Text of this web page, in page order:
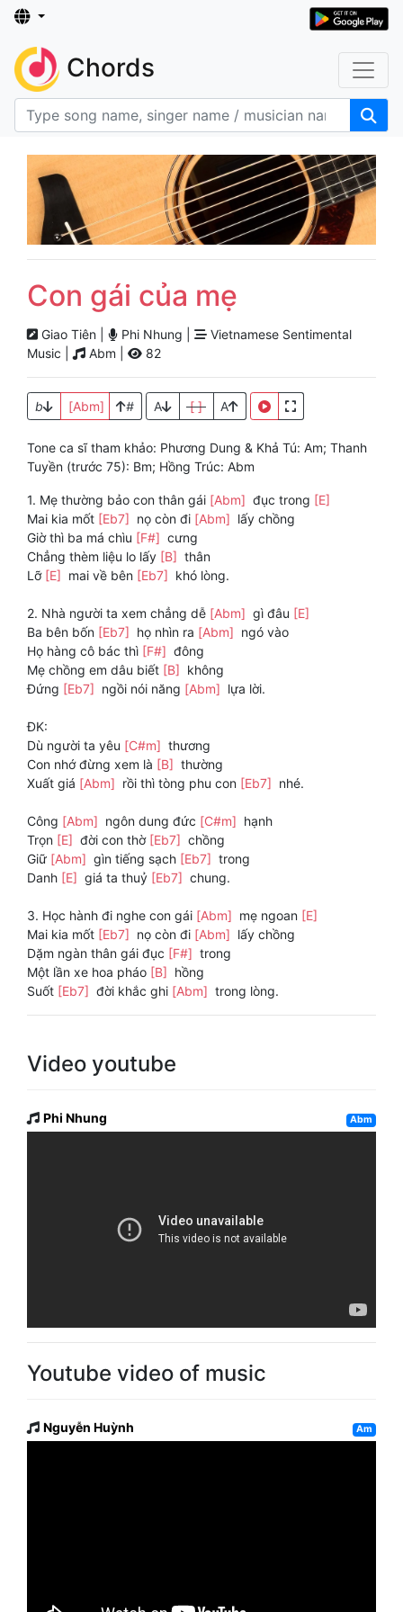
Chords
Con gái của mẹ
Giao Tiên | Phi Nhung |
Vietnamese Sentimental
Music |
Abm | 82
b [Abm] # A [ ] A
Tone ca sĩ tham khảo: Phương Dung & Khả Tú: Am; Thanh
Tuyền (trước 75): Bm; Hồng Trúc: Abm
1. Mẹ thường bảo con thân gái [Abm] đục trong [E]
Mai kia mốt [Eb7] nọ còn đi [Abm] lấy chồng
Giờ thì ba má chìu [F#] cưng
Chẳng thèm liệu lo lấy [B] thân
Lỡ [E] mai về bên [Eb7] khó lòng.
2. Nhà người ta xem chẳng dễ [Abm] gì đâu [E]
Ba bên bốn [Eb7] họ nhìn ra [Abm] ngó vào
Họ hàng cô bác thì [F#] đông
Mẹ chồng em dâu biết [B] không
Đứng [Eb7] ngồi nói năng [Abm] lựa lời.
ĐK:
Dù người ta yêu [C#m] thương
Con nhớ đừng xem là [B] thường
Xuất giá [Abm] rồi thì tòng phu con [Eb7] nhé.
Công [Abm] ngôn dung đức [C#m] hạnh
Trọn [E] đời con thờ [Eb7] chồng
Giữ [Abm] gìn tiếng sạch [Eb7] trong
Danh [E] giá ta thuỷ [Eb7] chung.
3. Học hành đi nghe con gái [Abm] mẹ ngoan [E]
Mai kia mốt [Eb7] nọ còn đi [Abm] lấy chồng
Dặm ngàn thân gái đục [F#] trong
Một lần xe hoa pháo [B] hồng
Suốt [Eb7] đời khắc ghi [Abm] trong lòng.
Video youtube
Phi Nhung Abm
Youtube video of music
Nguyễn Huỳnh Am